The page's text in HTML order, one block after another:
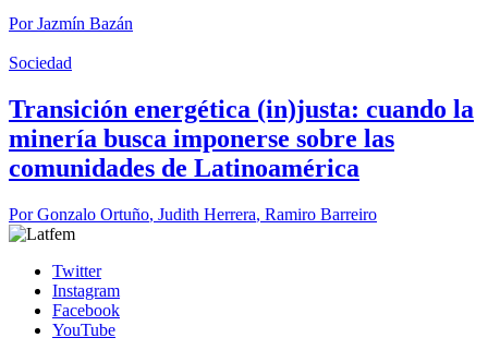
PorJazmín Bazán
Sociedad
Transición energética (in)justa: cuando la
minería busca imponerse sobre las
comunidades de Latinoamérica
PorGonzalo Ortuño, Judith Herrera, Ramiro Barreiro
Twitter
Instagram
Facebook
YouTube